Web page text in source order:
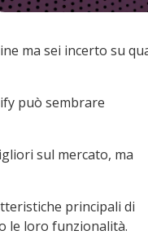
ma sei incerto su
può sembrare
sul mercato, ma
principali di
le loro funzionalità.